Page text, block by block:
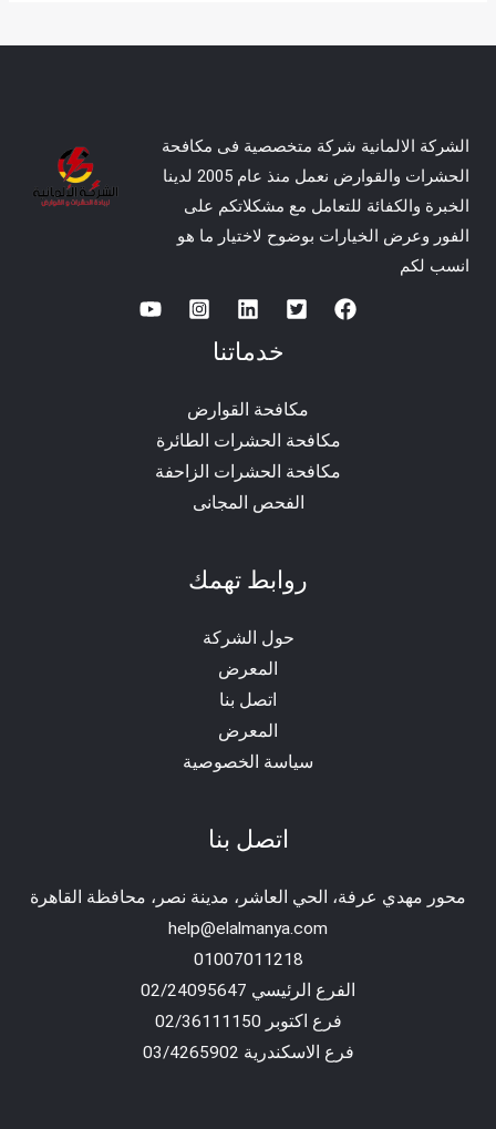
الشركة الالمانية شركة متخصصية فى مكافحة
الحشرات والقوارض نعمل منذ عام 2005 لدينا
الخبرة والكفائة للتعامل مع مشكلاتكم على
الفور وعرض الخيارات بوضوح لاختيار ما هو
انسب لكم
خدماتنا
مكافحة القوارض
مكافحة الحشرات الطائرة
مكافحة الحشرات الزاحفة
الفحص المجانى
روابط تهمك
حول الشركة
المعرض
اتصل بنا
المعرض
سياسة الخصوصية
اتصل بنا
محور مهدي عرفة، الحي العاشر، مدينة نصر، محافظة القاهرة‬
help@elalmanya.com
01007011218
الفرع الرئيسي 02/24095647
فرع اكتوبر 02/36111150
فرع الاسكندرية 03/4265902